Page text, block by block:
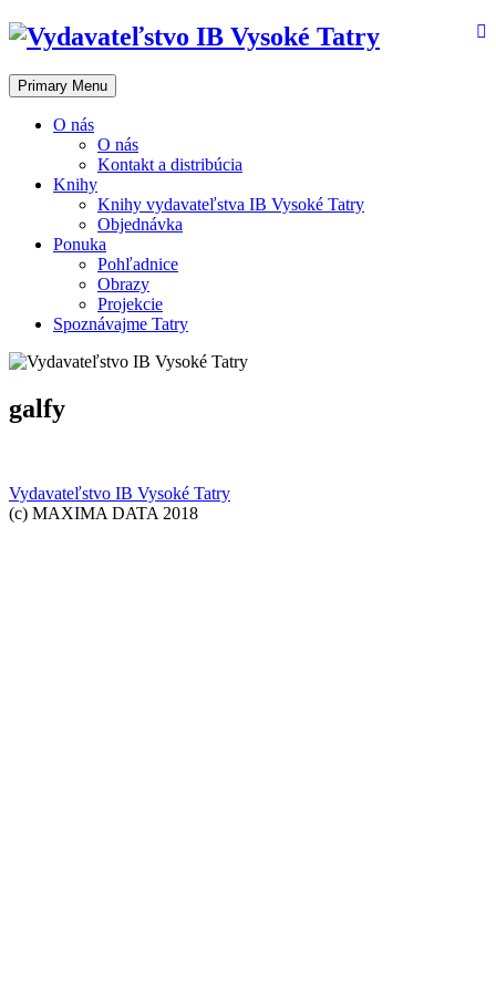
Skip
content
Primary Menu
O nás
O nás
Kontakt a distribúcia
Knihy
Knihy vydavateľstva IB Vysoké Tatry
Objednávka
Ponuka
Pohľadnice
Obrazy
Projekcie
Spoznávajme Tatry
galfy
Vydavateľstvo IB Vysoké Tatry
(c) MAXIMA DATA 2018